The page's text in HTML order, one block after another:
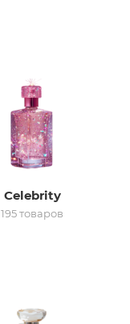
Celebrity
195 товаров